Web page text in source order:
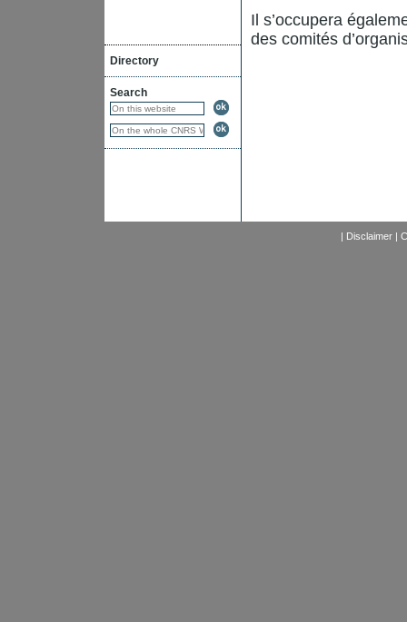
Directory
Search
Il s’occupera
des comités
| Disclaimer|